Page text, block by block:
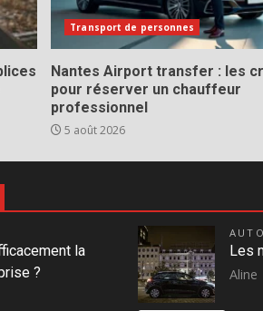
Transport de personnes
Nantes Airport transfer : les
pour réserver un chauffeur
professionnel
5 août 2026
la
?
Les
Aline